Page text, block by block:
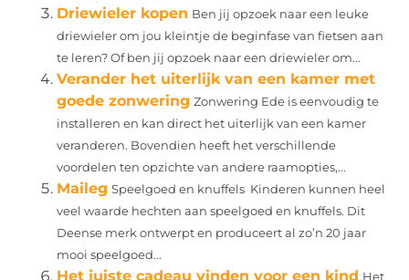
Driewieler kopen Ben jij opzoek naar een leuke
driewieler om jou kleintje de beginfase van fietsen aan
te leren? Of ben jij opzoek naar een driewieler om...
Verander het uiterlijk van een kamer met
goede zonwering Zonwering Ede is eenvoudig te
installeren en kan direct het uiterlijk van een kamer
veranderen. Bovendien heeft het verschillende
voordelen ten opzichte van andere raamopties,...
Maileg Speelgoed en knuffels Kinderen kunnen heel
veel waarde hechten aan speelgoed en knuffels. Dit
Deense merk ontwerpt en produceert al zo’n 20 jaar
mooi speelgoed...
Het juiste cadeau vinden voor een kind Het